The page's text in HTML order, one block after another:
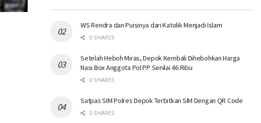
WS Rendra dan Puisinya dari Katolik Menjadi Islam
0 SHARES
Setelah Heboh Miras, Depok Kembali Dihebohkan Harga
Nasi Box Anggota Pol PP Senilai 46 Ribu
0 SHARES
Satpas SIM Polres Depok Terbitkan SIM Dengan QR Code
0 SHARES